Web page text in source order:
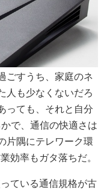
ごすうち、家庭のネ
人も少なくないだろ
っても、それと自分
で、通信の快適さは
片隅にテレワーク環
効率もガタ落ちだ。
ている通信規格が古